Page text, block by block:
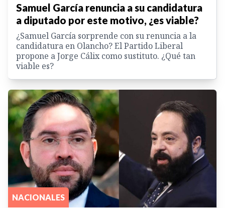
Samuel García renuncia a su candidatura
a diputado por este motivo, ¿es viable?
¿Samuel García sorprende con su renuncia a la
candidatura en Olancho? El Partido Liberal
propone a Jorge Cálix como sustituto. ¿Qué tan
viable es?
NACIONALES